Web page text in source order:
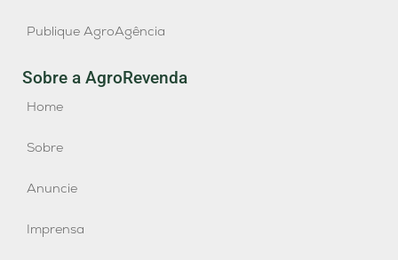
Publique AgroAgência
Sobre a AgroRevenda
Home
Sobre
Anuncie
Imprensa